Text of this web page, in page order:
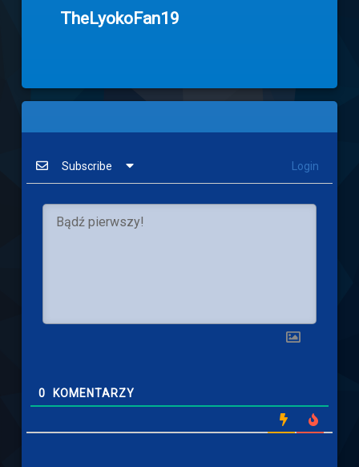
TheLyokoFan19
Subscribe Login
0 KOMENTARZY